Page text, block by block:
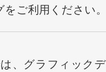
をご利用ください
、グラフィック